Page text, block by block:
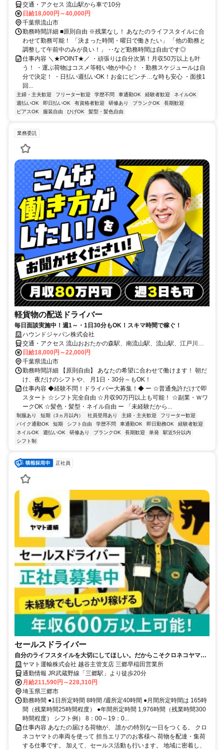
交通・アクセス 流山駅から車で10分
日給18,000円～40,000円
千葉県流山市
勤務時間詳細 ■原則自由 ※残業なし！ あなたのライフスタイルに合
わせて勤務可能！ 「決まった時間・曜日で働きたい」 「他の勤務と
調整して午前中のみが良い！」 ‥など勤務時間は自由です◎
仕事内容 ＼★POINT★／ ・頑張りは自分次第！月収50万以上も叶
う！ ・運ぶ荷物はコスメ等軽い物が中心！ ・勤務スケジュールは自
分で決定！ ・日払い週払いOK！お金にピンチ…な時も安心 ・面接1
回...
主婦・主夫歓迎 フリーター歓迎 学歴不問 車通勤OK 経験者歓迎
ネイルOK
週払いOK
即日払いOK 有資格者歓迎 研修あり ブランクOK
長期歓迎
ピアスOK
服装自由 ひげOK 髪型・髪色自由
業務委託
軽貨物の配送ドライバー
毎日面談実施中！週1～・1日30分もOK！スキマ時間で稼ぐ！
ハウンドジャパン株式会社
交通・アクセス 流山おおたかの森駅、南流山駅、流山駅、江戸川台
駅
日給18,000円～22,000円
千葉県流山市
勤務時間詳細 【原則自由】 あなたの希望に合わせて働けます！ 朝だ
け、夜だけのシフトや、 月1日・30分～もOK！
仕事内容 ◆経験不問！ドライバー大募集！◆ ー ☆普通免許だけで即
スタート ☆シフト完全自由 ☆月収90万円以上も可能！ ☆副業・Ｗワ
ークOK ☆髪色・髪型・ネイル自由 ー 「未経験だから...
制服あり 短期（3ヵ月以内） 社員登用あり 主婦・主夫歓迎
フリーター歓迎
バイク通勤OK
短期 シフト自由 学歴不問 車通勤OK 即日勤務OK
経験者歓迎
ネイルOK
週払いOK 研修あり ブランクOK 長期歓迎 単発
駅近5分以内
シフト制
正社員
セールスドライバー
自分のライフスタイルを大切にしてほしい。だからこそクロネコヤマト
は収入も休日も充実
ヤマト運輸株式会社 越谷主管支店 三郷早稲田営業所
通勤情報 JR武蔵野線「三郷駅」より徒歩20分
月給211,590円～228,310円
埼玉県三郷市
勤務時間 ●1日所定時間 8時間 /週所定40時間 ●月間所定時間は 165時
間（残業時間25時間程度） ●年間所定時間 1,976時間（残業時間300
時間程度） シフト例） 8：00～19：0...
仕事内容 あなたの届ける荷物が、 誰かの特別な一日をつくる。 クロ
ネコヤマトの車両を使って 担当エリアのお客様へ 荷物を配達・集荷
する仕事です。 加えて、セールス活動も行います。 地域に密着し、